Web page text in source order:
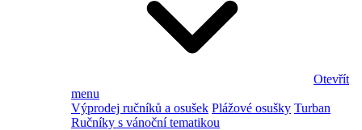
Otevřít
menu
Výprodej ručníků a osušek Plážové osušky Turban
Ručníky s vánoční tematikou